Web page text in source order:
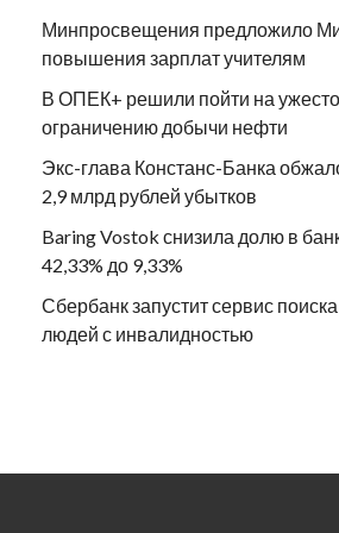
Минпросвещения предложило
повышения зарплат учителям
В ОПЕК+ решили пойти на
ограничению добычи нефти
Экс-глава Констанс-Банка
2,9 млрд рублей убытков
Baring Vostok снизила долю в
42,33% до 9,33%
Сбербанк запустит сервис
людей с инвалидностью